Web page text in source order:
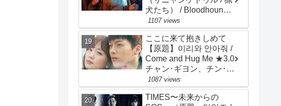
犬たち） / Bloodhounds
/ 主演：ウ・ドファン、
イ・サンイ
1107 views
ここに来て抱きしめて
【原題】이리와 안아줘 /
Come and Hug Me ★3.0
チャン･ギヨン、チン･キ
ジュ、ナム･ダルム、リ
ュ･ハンビ、ホ･ジュノ
1087 views
TIMES〜未来からの